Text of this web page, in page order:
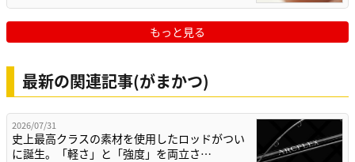
もっと見る
最新の関連記事(がまかつ)
2026/07/31
史上最高クラスの素材を使用したロッドがつい
に誕生。「軽さ」と「強度」を両立さ…